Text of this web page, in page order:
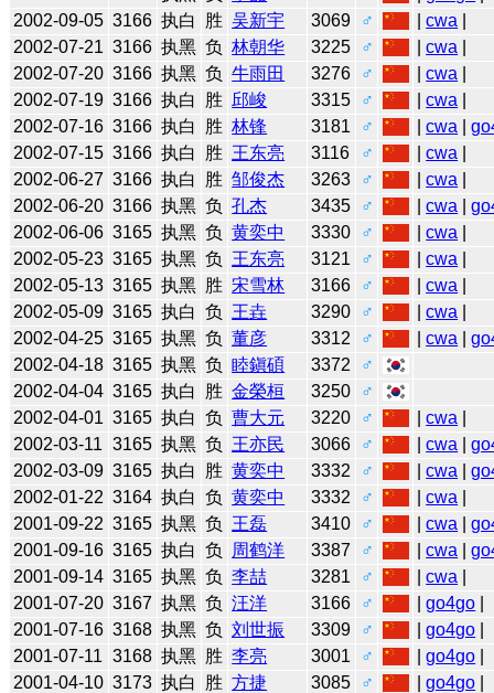
2002-09-05 3166 执白 胜 吴新宇 3069 ♂ |cwa
2002-07-21 3166 执黑 负 林朝华 3225 ♂ |cwa
2002-07-20 3166 执黑 负 牛雨田 3276 ♂ |cwa
2002-07-19 3166 执白 胜 邱峻 3315 ♂ |cwa
2002-07-16 3166 执白 胜 林锋 3181 ♂ |cwa |
2002-07-15 3166 执白 胜 王东亮 3116 ♂ |cwa
2002-06-27 3166 执白 胜 邹俊杰 3263 ♂ |cwa
2002-06-20 3166 执黑 负 孔杰 3435 ♂ |cwa |
2002-06-06 3165 执黑 负 黄奕中 3330 ♂ |cwa
2002-05-23 3165 执黑 负 王东亮 3121 ♂ |cwa
2002-05-13 3165 执黑 胜 宋雪林 3166 ♂ |cwa
2002-05-09 3165 执白 负 王垚 3290 ♂ |cwa
2002-04-25 3165 执黑 负 董彦 3312 ♂ |cwa |
2002-04-18 3165 执黑 负 睦鎭碩 3372
♂
2002-04-04 3165 执白 胜 金榮桓 3250
♂
2002-04-01 3165 执白 负 曹大元 3220 ♂ |cwa
2002-03-11 3165 执黑 负 王亦民 3066 ♂ |cwa |
2002-03-09 3165 执白 胜 黄奕中 3332 ♂ |cwa |
2002-01-22 3164 执白 负 黄奕中 3332 ♂ |cwa
2001-09-22 3165 执黑 负 王磊 3410 ♂ |cwa |
2001-09-16 3165 执白 负 周鹤洋 3387 ♂ |cwa |
2001-09-14 3165 执黑 负 李喆 3281 ♂ |cwa
2001-07-20 3167 执黑 负 汪洋 3166 ♂ |go4go
2001-07-16 3168 执黑 负 刘世振 3309 ♂ |go4go
2001-07-11 3168 执黑 胜 李亮 3001 ♂ |go4go
2001-04-10 3173 执白 胜 方捷 3085 ♂ |go4go